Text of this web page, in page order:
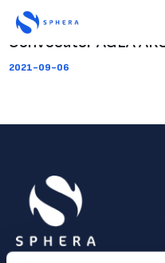
Convocator AGEA
2021-09-06